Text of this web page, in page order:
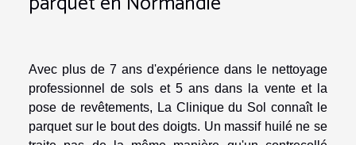
Avec plus de 7 ans d'expérience dans le nettoyage
professionnel de sols et 5 ans dans la vente et la
pose de revêtements, La Clinique du Sol connaît le
parquet sur le bout des doigts. Un massif huilé ne se